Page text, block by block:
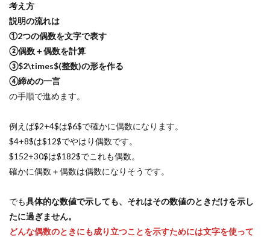
考え方
説明の流れは
①2つの偶数を文字で表す
②偶数＋偶数を計算
③$2\times$(整数)の形を作る
④締めの一言
の手順で進めます。
例えば$2+4$は$6$で確かに偶数になります。
$4+8$は$12$でやはり偶数です。
$152+30$は$182$でこれも偶数。
確かに偶数＋偶数は偶数になりそうです。
でも具体的な数値で示しても、それはその数値のときだけを示し
たに過ぎません。
どんな偶数のときにも成り立つことを示すためには文字を使って